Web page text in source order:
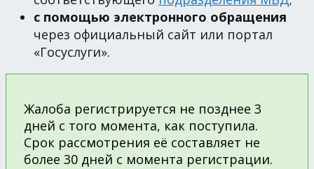
с помощью электронного обращения
через официальный сайт или портал
«Госуслуги».
Жалоба регистрируется не позднее 3
дней с того момента, как поступила.
Срок рассмотрения её составляет не
более 30 дней с момента регистрации.